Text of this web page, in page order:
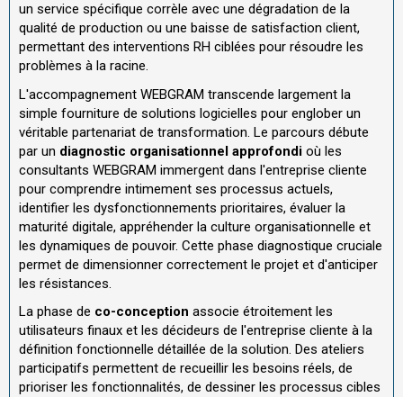
un service spécifique corrèle avec une dégradation de la
qualité de production ou une baisse de satisfaction client,
permettant des interventions RH ciblées pour résoudre les
problèmes à la racine.
L'accompagnement WEBGRAM transcende largement la
simple fourniture de solutions logicielles pour englober un
véritable partenariat de transformation. Le parcours débute
par un diagnostic organisationnel approfondi où les
consultants WEBGRAM immergent dans l'entreprise cliente
pour comprendre intimement ses processus actuels,
identifier les dysfonctionnements prioritaires, évaluer la
maturité digitale, appréhender la culture organisationnelle et
les dynamiques de pouvoir. Cette phase diagnostique cruciale
permet de dimensionner correctement le projet et d'anticiper
les résistances.
La phase de co-conception associe étroitement les
utilisateurs finaux et les décideurs de l'entreprise cliente à la
définition fonctionnelle détaillée de la solution. Des ateliers
participatifs permettent de recueillir les besoins réels, de
prioriser les fonctionnalités, de dessiner les processus cibles